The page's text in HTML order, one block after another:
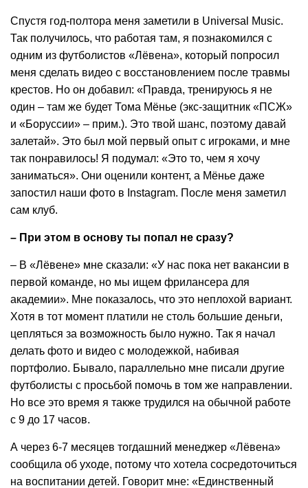
Спустя год-полтора меня заметили в Universal Music.
Так получилось, что работая там, я познакомился с
одним из футболистов «Лёвена», который попросил
меня сделать видео с восстановлением после травмы
крестов. Но он добавил: «Правда, тренируюсь я не
один – там же будет Тома Мёнье (экс-защитник «ПСЖ»
и «Боруссии» – прим.). Это твой шанс, поэтому давай
залетай». Это был мой первый опыт с игроками, и мне
так понравилось! Я подумал: «Это то, чем я хочу
заниматься». Они оценили контент, а Мёнье даже
запостил наши фото в Instagram. После меня заметил
сам клуб.
– При этом в основу ты попал не сразу?
– В «Лёвене» мне сказали: «У нас пока нет вакансии в
первой команде, но мы ищем фрилансера для
академии». Мне показалось, что это неплохой вариант.
Хотя в тот момент платили не столь большие деньги,
цепляться за возможность было нужно. Так я начал
делать фото и видео с молодежкой, набивая
портфолио. Бывало, параллельно мне писали другие
футболисты с просьбой помочь в том же направлении.
Но все это время я также трудился на обычной работе
с 9 до 17 часов.
А через 6-7 месяцев тогдашний менеджер «Лёвена»
сообщила об уходе, потому что хотела сосредоточиться
на воспитании детей. Говорит мне: «Единственный